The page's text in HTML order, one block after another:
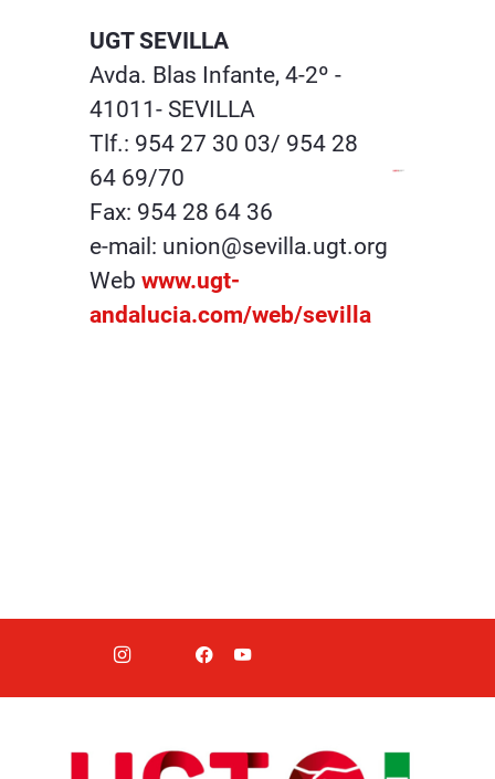
UGT SEVILLA
Avda. Blas Infante, 4-2º -
41011- SEVILLA
Tlf.: 954 27 30 03/ 954 28
64 69/70
Fax: 954 28 64 36
e-mail: union@sevilla.ugt.org
Web www.ugt-
andalucia.com/web/sevilla